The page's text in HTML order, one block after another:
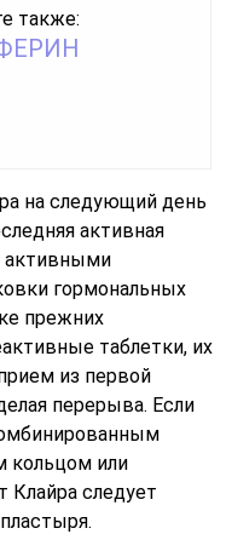
также:
на следующий день
активная
активными
гормональных
прежних
таблетки, их
из первой
перерыва. Если
кольцом или
Клайра следует